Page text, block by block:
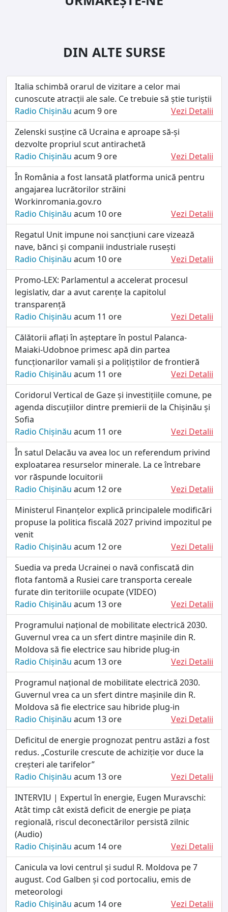
DIN ALTE SURSE
Italia schimbă orarul de vizitare a celor mai
cunoscute atracții ale sale. Ce trebuie să știe turiștii
Radio Chișinău acum 9 ore
Vezi Detalii
Zelenski susține că Ucraina e aproape să-și
dezvolte propriul scut antirachetă
Radio Chișinău acum 9 ore
Vezi Detalii
În România a fost lansată platforma unică pentru
angajarea lucrătorilor străini
Workinromania.gov.ro
Radio Chișinău acum 10 ore
Vezi Detalii
Regatul Unit impune noi sancțiuni care vizează
nave, bănci și companii industriale rusești
Radio Chișinău acum 10 ore
Vezi Detalii
Promo-LEX: Parlamentul a accelerat procesul
legislativ, dar a avut carențe la capitolul
transparență
Radio Chișinău acum 11 ore
Vezi Detalii
Călătorii aflați în așteptare în postul Palanca-
Maiaki-Udobnoe primesc apă din partea
funcționarilor vamali și a polițiștilor de frontieră
Radio Chișinău acum 11 ore
Vezi Detalii
Coridorul Vertical de Gaze și investițiile comune, pe
agenda discuțiilor dintre premierii de la Chișinău și
Sofia
Radio Chișinău acum 11 ore
Vezi Detalii
În satul Delacău va avea loc un referendum privind
exploatarea resurselor minerale. La ce întrebare
vor răspunde locuitorii
Radio Chișinău acum 12 ore
Vezi Detalii
Ministerul Finanțelor explică principalele modificări
propuse la politica fiscală 2027 privind impozitul pe
venit
Radio Chișinău acum 12 ore
Vezi Detalii
Suedia va preda Ucrainei o navă confiscată din
flota fantomă a Rusiei care transporta cereale
furate din teritoriile ocupate (VIDEO)
Radio Chișinău acum 13 ore
Vezi Detalii
Programului național de mobilitate electrică 2030.
Guvernul vrea ca un sfert dintre mașinile din R.
Moldova să fie electrice sau hibride plug-in
Radio Chișinău acum 13 ore
Vezi Detalii
Programul național de mobilitate electrică 2030.
Guvernul vrea ca un sfert dintre mașinile din R.
Moldova să fie electrice sau hibride plug-in
Radio Chișinău acum 13 ore
Vezi Detalii
Deficitul de energie prognozat pentru astăzi a fost
redus. „Costurile crescute de achiziție vor duce la
creșteri ale tarifelor”
Radio Chișinău acum 13 ore
Vezi Detalii
INTERVIU | Expertul în energie, Eugen Muravschi:
Atât timp cât există deficit de energie pe piața
regională, riscul deconectărilor persistă zilnic
(Audio)
Radio Chișinău acum 14 ore
Vezi Detalii
Canicula va lovi centrul și sudul R. Moldova pe 7
august. Cod Galben și cod portocaliu, emis de
meteorologi
Radio Chișinău acum 14 ore Vezi Detalii